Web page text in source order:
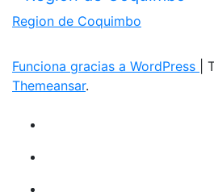
Region de Coquimbo
Funciona gracias a WordPress
Themeansar.